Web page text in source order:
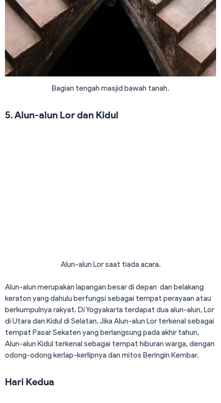
Bagian tengah masjid bawah tanah.
5. Alun-alun Lor dan Kidul
Alun-alun Lor saat tiada acara.
Alun-alun merupakan lapangan besar di depan dan belakang
keraton yang dahulu berfungsi sebagai tempat perayaan atau
berkumpulnya rakyat. Di Yogyakarta terdapat dua alun-alun, Lor
di Utara dan Kidul di Selatan. Jika Alun-alun Lor terkenal sebagai
tempat Pasar Sekaten yang berlangsung pada akhir tahun,
Alun-alun Kidul terkenal sebagai tempat hiburan warga, dengan
odong-odong kerlap-kerlipnya dan mitos Beringin Kembar.
Hari Kedua